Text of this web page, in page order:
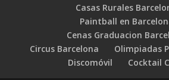
Casas Rurales
Paintball en
Cenas Graduacion
Circus Barcelona
Olimpiadas
Discomóvil
Cocktail